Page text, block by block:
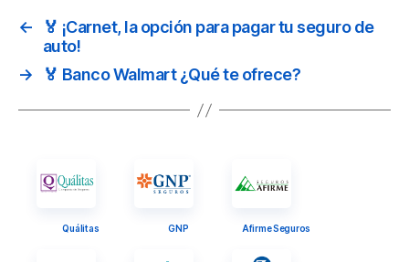
←
🏅 ¡Carnet, la opción para pagar tu seguro de
auto!
→
🏅 Banco Walmart ¿Qué te ofrece?
Quálitas GNP Afirme Seguros